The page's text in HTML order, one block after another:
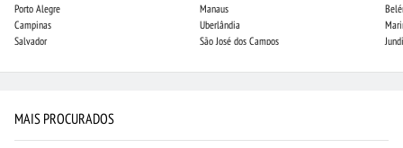
Porto Alegre
Campinas
Salvador
Manaus
Uberlândia
São José dos Campos
MAIS PROCURADOS